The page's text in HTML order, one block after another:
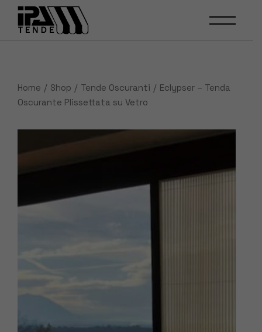
content
Home Shop Tende Oscuranti
Eclypser – Tenda
Oscurante Plissettata su Vetro